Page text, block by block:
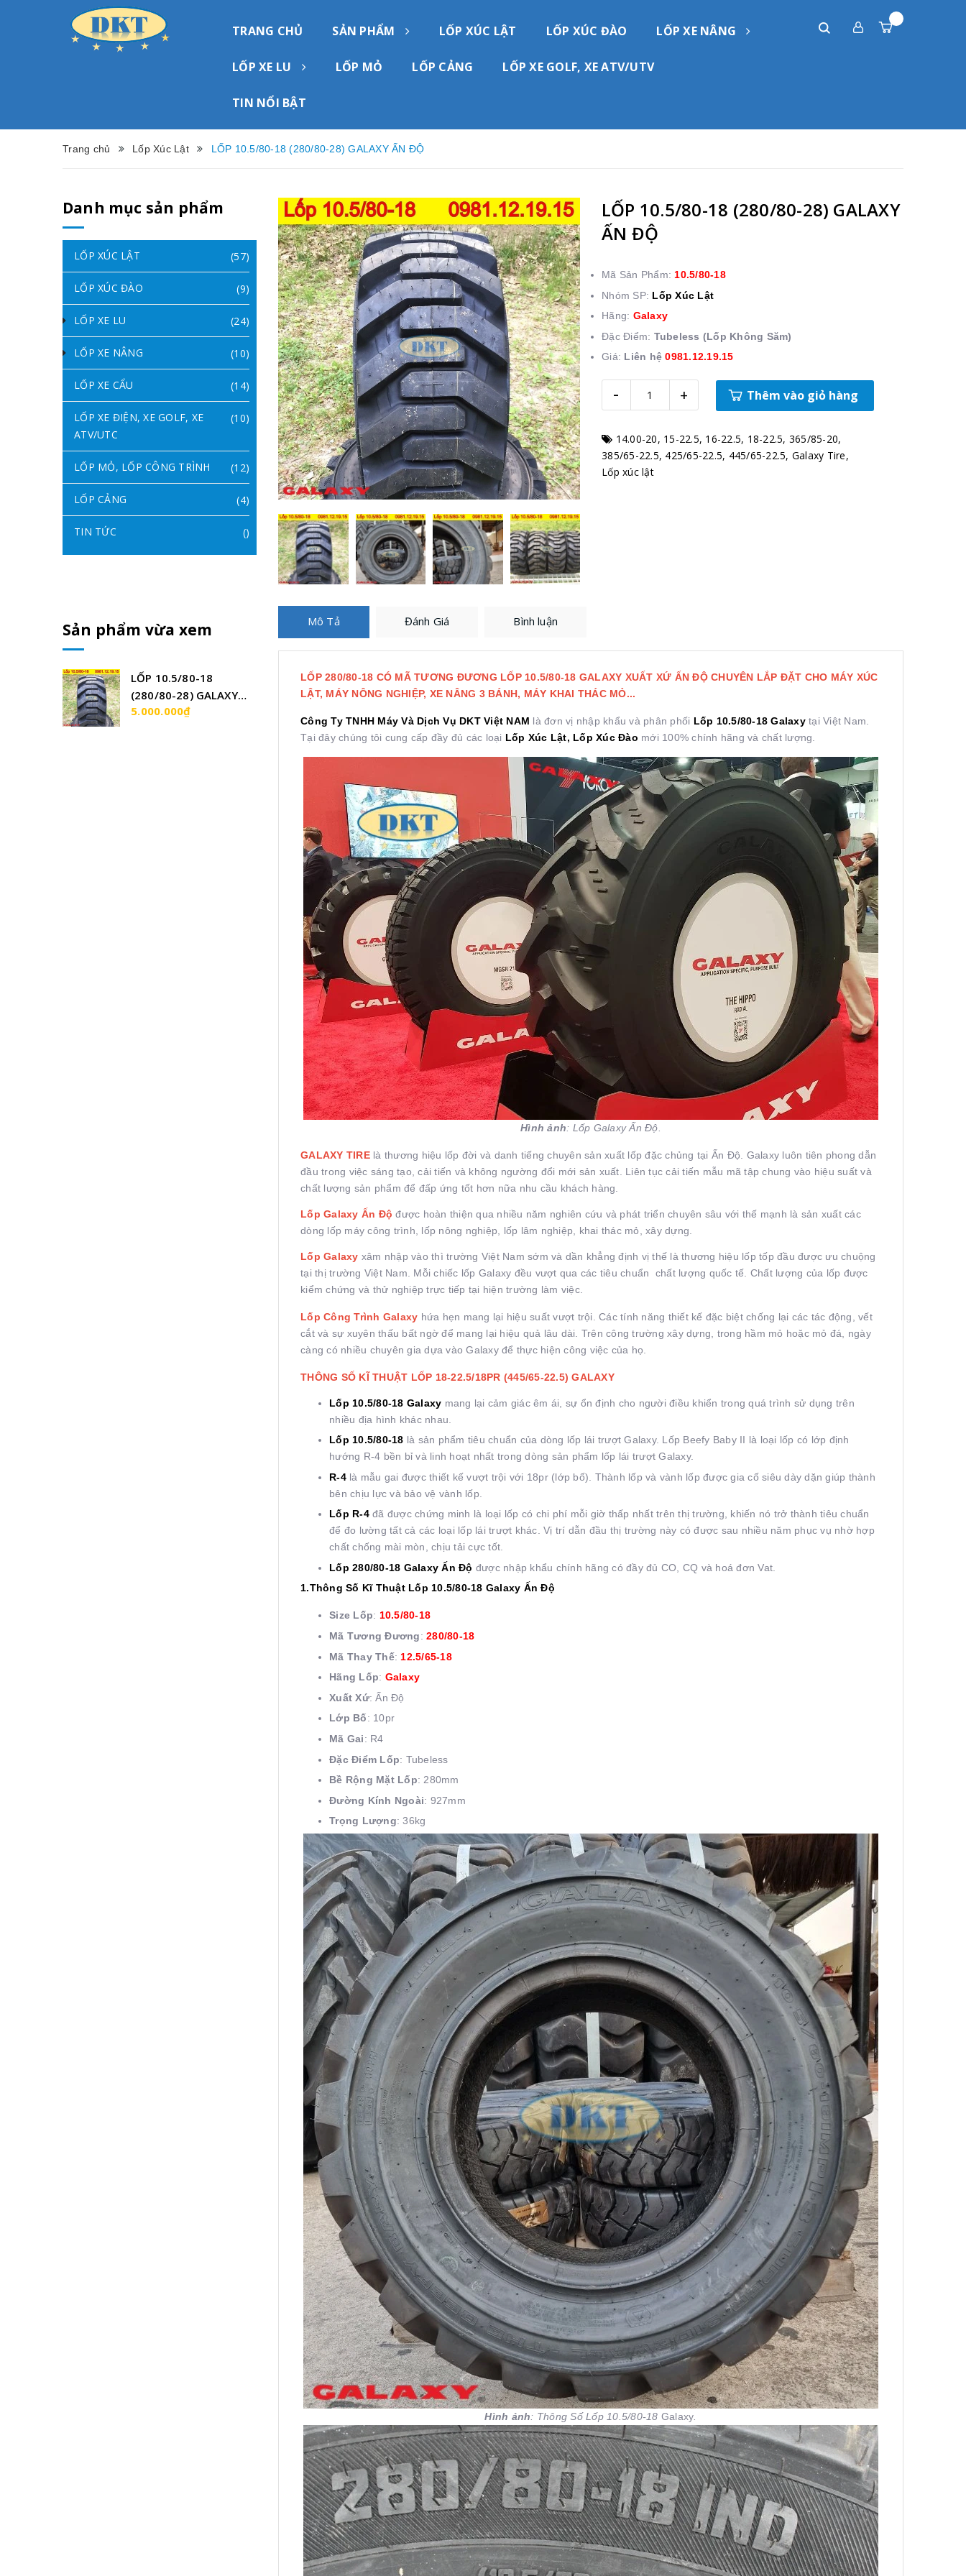
TRANG CHỦ SẢN PHẨM LỐP XÚC LẬT LỐP XÚC ĐÀO LỐP XE NÂNG
LỐP XE LU LỐP MỎ LỐP CẢNG LỐP XE GOLF, XE ATV/UTV
TIN NỔI BẬT
Trang chủ Lốp Xúc Lật LỐP 10.5/80-18 (280/80-28) GALAXY ẤN ĐỘ
Danh mục sản phẩm
LỐP XÚC LẬT (57)
LỐP XÚC ĐÀO (9)
LỐP XE LU (24)
LỐP XE NÂNG (10)
LỐP XE CẨU (14)
LỐP XE ĐIỆN, XE GOLF, XE
ATV/UTC
(10)
LỐP MỎ, LỐP CÔNG TRÌNH (12)
LỐP CẢNG (4)
TIN TỨC ()
Sản phẩm vừa xem
LỐP 10.5/80-18
(280/80-28) GALAXY
ẤN ĐỘ
5.000.000₫
LỐP 10.5/80-18 (280/80-28) GALAXY
ẤN ĐỘ
Mã Sản Phẩm: 10.5/80-18
Nhóm SP: Lốp Xúc Lật
Hãng: Galaxy
Đặc Điểm: Tubeless (Lốp Không Săm)
Giá: Liên hệ 0981.12.19.15
- + Thêm vào giỏ hàng
14.00-20, 15-22.5, 16-22.5, 18-22.5, 365/85-20,
385/65-22.5, 425/65-22.5, 445/65-22.5, Galaxy Tire,
Lốp xúc lật
Mô Tả Đánh Giá Bình luận
LỐP 280/80-18 CÓ MÃ TƯƠNG ĐƯƠNG LỐP 10.5/80-18 GALAXY XUẤT XỨ ẤN ĐỘ CHUYÊN LẮP ĐẶT CHO MÁY XÚC
LẬT, MÁY NÔNG NGHIỆP, XE NÂNG 3 BÁNH, MÁY KHAI THÁC MỎ...
Công Ty TNHH Máy Và Dịch Vụ DKT Việt NAM là đơn vị nhập khẩu và phân phối Lốp 10.5/80-18 Galaxytại Việt Nam.
Tại đây chúng tôi cung cấp đầy đủ các loại Lốp Xúc Lật, Lốp Xúc Đào mới 100% chính hãng và chất lượng.
Hình ảnh: Lốp Galaxy Ấn Độ.
GALAXY TIRE là thương hiệu lốp đời và danh tiếng chuyên sản xuất lốp đặc chủng tại Ấn Độ. Galaxy luôn tiên phong dẫn
đầu trong việc sáng tạo, cải tiến và không ngường đổi mới sản xuất. Liên tục cải tiến mẫu mã tập chung vào hiệu suất và
chất lượng sản phẩm để đấp ứng tốt hơn nữa nhu cầu khách hàng.
Lốp Galaxy Ấn Độ được hoàn thiện qua nhiều năm nghiên cứu và phát triển chuyên sâu với thế mạnh là sản xuất các
dòng lốp máy công trình, lốp nông nghiệp, lốp lâm nghiệp, khai thác mỏ, xây dựng.
Lốp Galaxy xâm nhập vào thì trường Việt Nam sớm và dần khẳng định vị thế là thương hiệu lốp tốp đầu được ưu chuộng
tại thị trường Việt Nam. Mỗi chiếc lốp Galaxy đều vượt qua các tiêu chuẩn chất lượng quốc tế. Chất lượng của lốp được
kiểm chứng và thử nghiệp trực tiếp tại hiện trường làm việc.
Lốp Công Trình Galaxy hứa hẹn mang lại hiệu suất vượt trội. Các tính năng thiết kế đặc biệt chống lại các tác động, vết
cắt và sự xuyên thấu bất ngờ để mang lại hiệu quả lâu dài. Trên công trường xây dựng, trong hầm mỏ hoặc mỏ đá, ngày
càng có nhiều chuyên gia dựa vào Galaxy để thực hiện công việc của họ.
THÔNG SỐ KĨ THUẬT LỐP 18-22.5/18PR (445/65-22.5) GALAXY
Lốp 10.5/80-18 Galaxy mang lại cảm giác êm ái, sự ổn định cho người điều khiển trong quá trình sử dụng trên
nhiều địa hình khác nhau.
Lốp 10.5/80-18 là sản phẩm tiêu chuẩn của dòng lốp lái trượt Galaxy. Lốp Beefy Baby II là loại lốp có lớp định
hướng R-4 bền bỉ và linh hoạt nhất trong dòng sản phẩm lốp lái trượt Galaxy.
R-4là mẫu gai được thiết kế vượt trội với 18pr (lớp bố). Thành lốp và vành lốp được gia cố siêu dày dặn giúp thành
bên chịu lực và bảo vệ vành lốp.
Lốp R-4 đã được chứng minh là loại lốp có chi phí mỗi giờ thấp nhất trên thị trường, khiến nó trở thành tiêu chuẩn
để đo lường tất cả các loại lốp lái trượt khác. Vị trí dẫn đầu thị trường này có được sau nhiều năm phục vụ nhờ hợp
chất chống mài mòn, chịu tải cực tốt.
Lốp 280/80-18 Galaxy Ấn Độ được nhập khẩu chính hãng có đầy đủ CO, CQ và hoá đơn Vat.
1.Thông Số Kĩ Thuật Lốp 10.5/80-18 Galaxy Ấn Độ
Size Lốp: 10.5/80-18
Mã Tương Đương: 280/80-18
Mã Thay Thế: 12.5/65-18
Hãng Lốp: Galaxy
Xuất Xứ: Ấn Độ
Lớp Bố: 10pr
Mã Gai: R4
Đặc Điểm Lốp: Tubeless
Bề Rộng Mặt Lốp: 280mm
Đường Kính Ngoài: 927mm
Trọng Lượng: 36kg
Hình ảnh: Thông Số Lốp 10.5/80-18 Galaxy